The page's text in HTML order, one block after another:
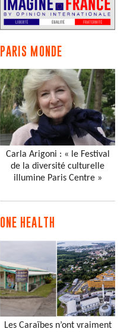
PARIS MONDE
Carla Arigoni : « le Festival
de la diversité culturelle
illumine Paris Centre »
ONE HEALTH
Les Caraïbes n’ont vraiment